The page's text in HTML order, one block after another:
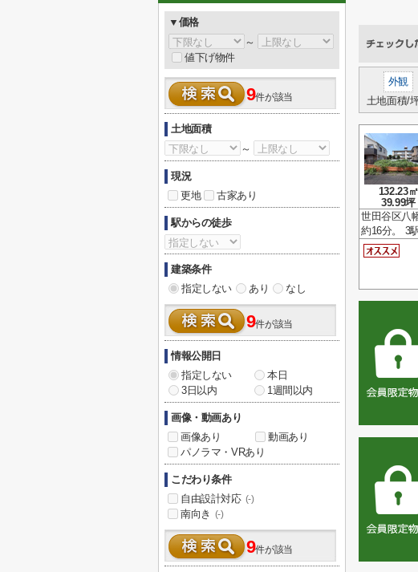
外観
土地面積/
132.23㎡
39.99坪
世田谷区八
約16分。 3
▼価格
～
値下げ物件
9件が該当
土地面積
～
現況
更地
古家あり
駅からの徒歩
建築条件
指定しない
あり なし
9件が該当
情報公開日
指定しない
本日
3日以内
1週間以内
画像・動画あり
画像あり
動画あり
パノラマ・VRあり
こだわり条件
自由設計対応 (-)
南向き (-)
9件が該当